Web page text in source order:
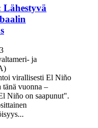
Lähestyvä
ja
virallisesti El Niño
tänä vuonna –
Niño on saapunut".